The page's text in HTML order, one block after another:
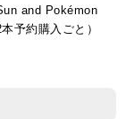
and Pokémon
予約購入ごと）